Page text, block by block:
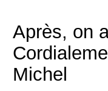
Après, on
Michel